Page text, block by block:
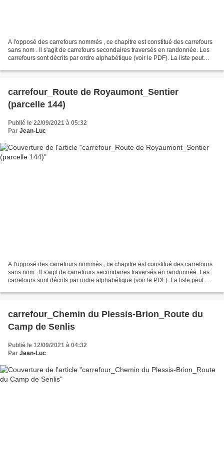
A l'opposé des carrefours nommés , ce chapitre est constitué des carrefours
sans nom . Il s'agit de carrefours secondaires traversés en randonnée. Les
carrefours sont décrits par ordre alphabétique (voir le PDF). La liste peut
carrefour_Route de Royaumont_Sentier
(parcelle 144)
Publié le 22/09/2021 à 05:32
Par Jean-Luc
A l'opposé des carrefours nommés , ce chapitre est constitué des carrefours
sans nom . Il s'agit de carrefours secondaires traversés en randonnée. Les
carrefours sont décrits par ordre alphabétique (voir le PDF). La liste peut
carrefour_Chemin du Plessis-Brion_Route du
Camp de Senlis
Publié le 12/09/2021 à 04:32
Par Jean-Luc